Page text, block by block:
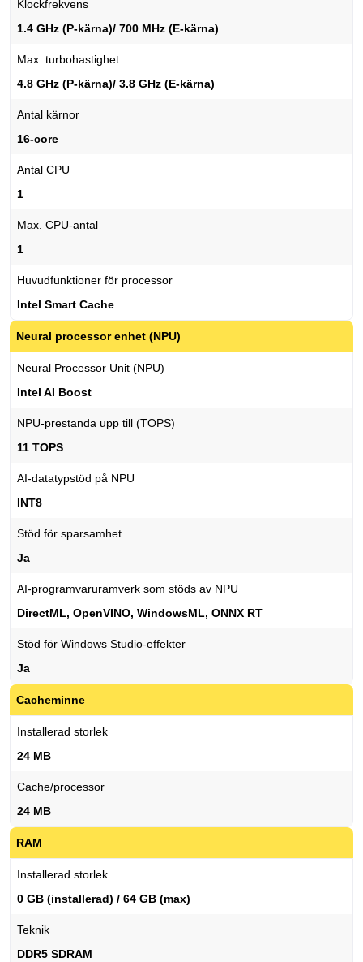
Klockfrekvens
1.4 GHz (P-kärna)/ 700 MHz (E-kärna)
Max. turbohastighet
4.8 GHz (P-kärna)/ 3.8 GHz (E-kärna)
Antal kärnor
16-core
Antal CPU
1
Max. CPU-antal
1
Huvudfunktioner för processor
Intel Smart Cache
Neural processor enhet (NPU)
Neural Processor Unit (NPU)
Intel AI Boost
NPU-prestanda upp till (TOPS)
11 TOPS
AI-datatypstöd på NPU
INT8
Stöd för sparsamhet
Ja
AI-programvaruramverk som stöds av NPU
DirectML, OpenVINO, WindowsML, ONNX RT
Stöd för Windows Studio-effekter
Ja
Cacheminne
Installerad storlek
24 MB
Cache/processor
24 MB
RAM
Installerad storlek
0 GB (installerad) / 64 GB (max)
Teknik
DDR5 SDRAM